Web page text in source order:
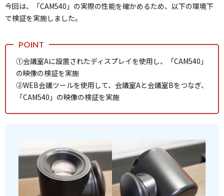
今回は、「CAM540」の実際の性能を確かめるため、以下の環境下
で検証を実施しました。
①会議室Aに設置されたディスプレイを使用し、「CAM540」
の映像の検証を実施
②WEB会議ツールを使用して、会議室Aと会議室Bをつなぎ、
「CAM540」の映像の検証を実施